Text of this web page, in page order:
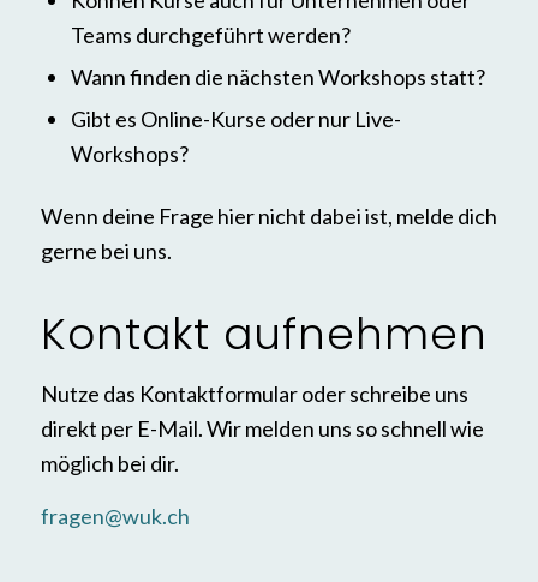
Teams durchgeführt werden?
Wann finden die nächsten Workshops statt?
Gibt es Online-Kurse oder nur Live-
Workshops?
Wenn deine Frage hier nicht dabei ist, melde dich
gerne bei uns.
Kontakt aufnehmen
Nutze das Kontaktformular oder schreibe uns
direkt per E-Mail. Wir melden uns so schnell wie
möglich bei dir.
fragen@wuk.ch